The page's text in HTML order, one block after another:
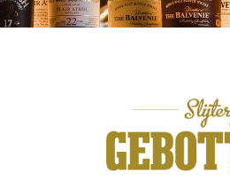
The Glenlivet Founder’s